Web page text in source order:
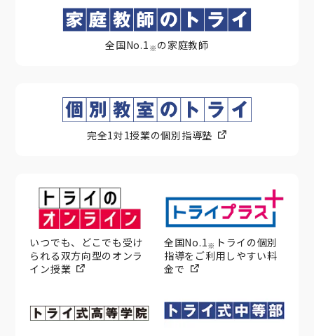
全国No.1 ※ の家庭教師
完全1対1授業の個別指導塾
いつでも、どこでも受け
られる双方向型のオンラ
イン授業
全国No.1※ トライの個別
指導をご利用しやすい料
金で